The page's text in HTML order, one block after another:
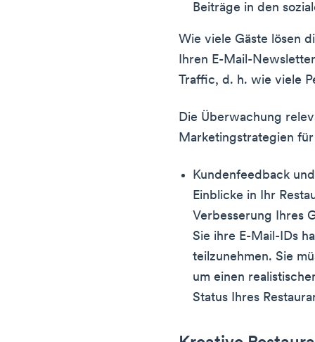
Beiträge in den
Wie viele Gäste lösen
Ihren E-Mail-
Traffic, d. h. wie viele
Die Überwachung
Marketingstrategien
Kundenfeedback
Einblicke in Ihr
Verbesserung Ihres
Sie ihre E-Mail-IDs
teilzunehmen. Sie
um einen
Status Ihres